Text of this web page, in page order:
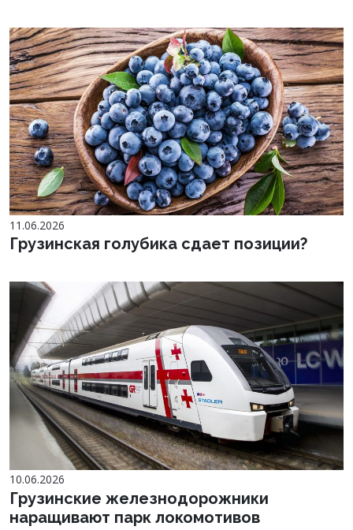
11.06.2026
Грузинская голубика сдает позиции?
10.06.2026
Грузинские железнодорожники
наращивают парк локомотивов